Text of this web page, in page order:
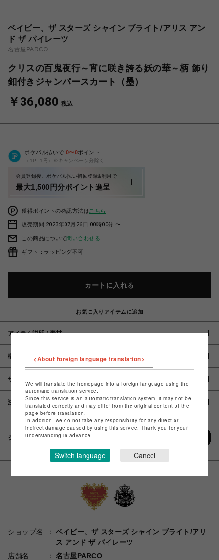
ベイビー、ザ スターズ シャイン ブライト/アリス アン
ド ザ パイレーツ
名古屋PARCO
クリスの百鬼夜行～宵に咲き誇る妖の華～柄 飾り
釦付きジャンパースカート（墨）
￥36,080 税込
ポケパル払いで 0〜0ポイント
（1P=1円）※キャンペーン分除く
会員登録後、ポケパル払い初回登録&利用で
最大1,500円分ポイント進呈
獲得ポイントの確認方法は こちら
販売期間 2023年07月26日 00時00分 〜
この商品について問い合わせる
ギフト：ラッピング不可
カートに入れる
お気に入りアイテムに追加
アイテム説明 / 素材
概要
サイズ
注意事項
シェアする
ショップ名
ベイビー、ザ スターズ シャイン ブライト/アリ
ス アンド ザ パイレーツ
店舗名
名古屋PARCO
<About foreign language translation>
We will translate the homepage into a foreign language using the
automatic translation service.
Since this service is an automatic translation system, it may not be
translated correctly and may differ from the original content of the
page before translation.
In addition, we do not take any responsibility for any direct or
indirect damage caused by using this service. Thank you for your
understanding in advance.
Switch language Cancel